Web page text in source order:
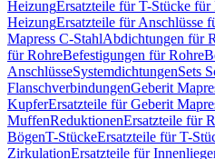
HeizungErsatzteile für T-Stücke für
HeizungErsatzteile für Anschlüsse
Mapress C-StahlAbdichtungen für
für RohreBefestigungen für Rohre
AnschlüsseSystemdichtungenSets
FlanschverbindungenGeberit
KupferErsatzteile für Geberit
MuffenReduktionenErsatzteile für
BögenT-StückeErsatzteile für T-
ZirkulationErsatzteile für